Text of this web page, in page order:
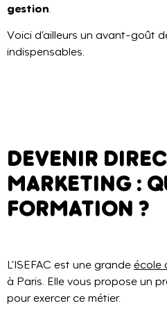
gestion.
Voici d’ailleurs un avant-goût
indispensables.
DEVENIR
MARKETING :
FORMATION ?
L’ISEFAC est une grande école
à Paris. Elle vous propose un
pour exercer ce métier.